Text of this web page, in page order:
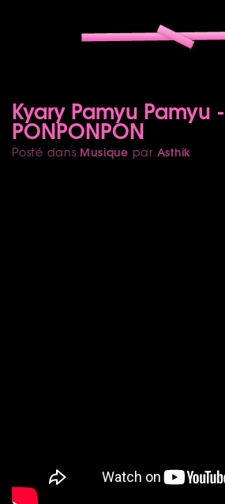
Kyary Pamyu Pamyu -
PONPONPON
Posté dans Musique par Asthik